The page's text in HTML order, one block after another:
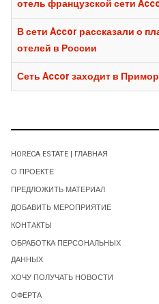
отель французской сети
В сети Accor рассказали о
отелей в России
Сеть Accor заходит в
HORECA ESTATE | ГЛАВНАЯ
О ПРОЕКТЕ
ПРЕДЛОЖИТЬ МАТЕРИАЛ
ДОБАВИТЬ МЕРОПРИЯТИЕ
КОНТАКТЫ
ОБРАБОТКА ПЕРСОНАЛЬНЫХ
ДАННЫХ
ХОЧУ ПОЛУЧАТЬ НОВОСТИ
ОФЕРТА